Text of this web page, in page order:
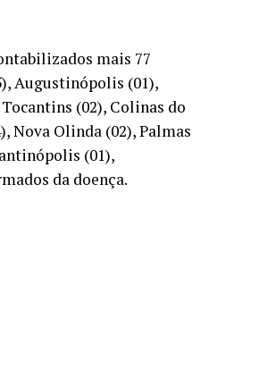
mais 77
Augustinópolis (01),
(02), Colinas do
Nova Olinda (02), Palmas
(01),
da doença.